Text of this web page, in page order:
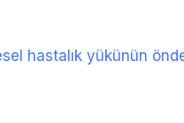
hastalık yükünün